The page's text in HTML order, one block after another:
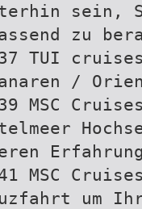
sein,
zu
TUI
/
MSC
MSC
um